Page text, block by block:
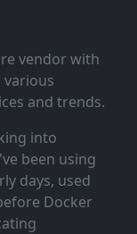
vendor with
various
and trends.
into
been using
days, used
Docker